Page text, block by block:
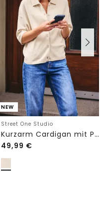
NEW
Street One Studio
Kurzarm Cardigan mit Polokragen
49,99 €